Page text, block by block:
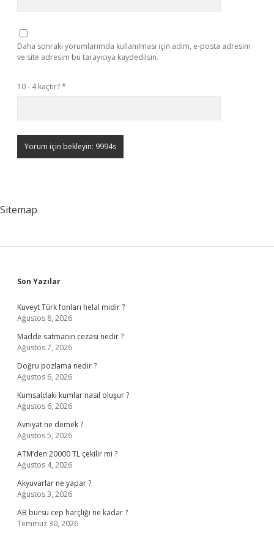
Daha sonraki yorumlarımda kullanılması için adım, e-posta adresim
ve site adresim bu tarayıcıya kaydedilsin.
10 - 4 kaçtır?*
Sitemap
Sidebar
Son Yazılar
Kuveyt Türk fonları helal midir ?
Ağustos 8, 2026
Madde satmanın cezası nedir ?
Ağustos 7, 2026
Doğru pozlama nedir ?
Ağustos 6, 2026
Kumsaldaki kumlar nasıl oluşur ?
Ağustos 6, 2026
Avniyat ne demek ?
Ağustos 5, 2026
ATM’den 20000 TL çekilir mi ?
Ağustos 4, 2026
Akyuvarlar ne yapar ?
Ağustos 3, 2026
AB bursu cep harçlığı ne kadar ?
Temmuz 30, 2026